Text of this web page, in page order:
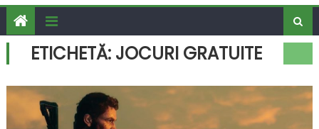
ETICHETĂ: JOCURI GRATUITE